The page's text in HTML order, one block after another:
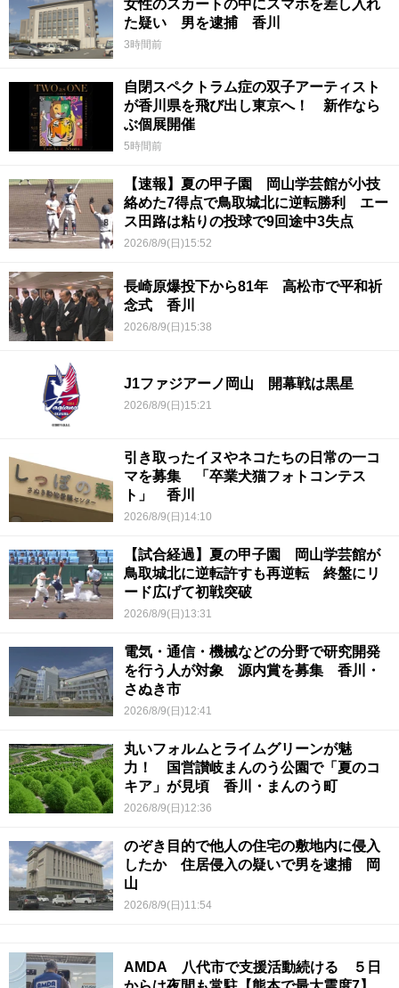
女性のスカートの中にスマホを差し入れ
た疑い 男を逮捕 香川
3時間前
自閉スペクトラム症の双子アーティスト
が香川県を飛び出し東京へ！ 新作なら
ぶ個展開催
5時間前
【速報】夏の甲子園 岡山学芸館が小技
絡めた7得点で鳥取城北に逆転勝利 エー
ス田路は粘りの投球で9回途中3失点
2026/8/9(日)15:52
長崎原爆投下から81年 高松市で平和祈
念式 香川
2026/8/9(日)15:38
J1ファジアーノ岡山 開幕戦は黒星
2026/8/9(日)15:21
引き取ったイヌやネコたちの日常の一コ
マを募集 「卒業犬猫フォトコンテス
ト」 香川
2026/8/9(日)14:10
【試合経過】夏の甲子園 岡山学芸館が
鳥取城北に逆転許すも再逆転 終盤にリ
ード広げて初戦突破
2026/8/9(日)13:31
電気・通信・機械などの分野で研究開発
を行う人が対象 源内賞を募集 香川・
さぬき市
2026/8/9(日)12:41
丸いフォルムとライムグリーンが魅
力！ 国営讃岐まんのう公園で「夏のコ
キア」が見頃 香川・まんのう町
2026/8/9(日)12:36
のぞき目的で他人の住宅の敷地内に侵入
したか 住居侵入の疑いで男を逮捕 岡
山
2026/8/9(日)11:54
AMDA 八代市で支援活動続ける ５日